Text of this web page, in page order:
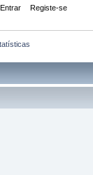
Entrar Registe-se